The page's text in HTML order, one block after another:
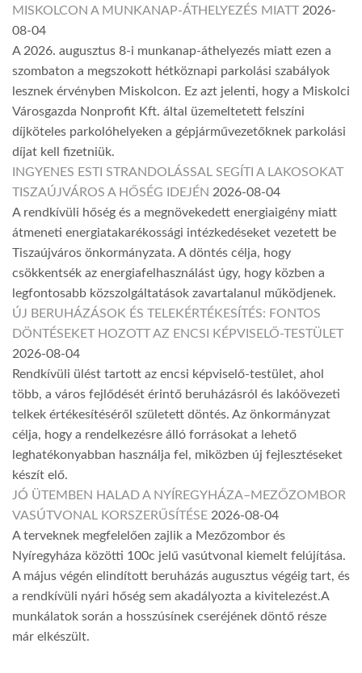
MISKOLCON A MUNKANAP-ÁTHELYEZÉS MIATT 2026-
08-04
A 2026. augusztus 8-i munkanap-áthelyezés miatt ezen a
szombaton a megszokott hétköznapi parkolási szabályok
lesznek érvényben Miskolcon. Ez azt jelenti, hogy a Miskolci
Városgazda Nonprofit Kft. által üzemeltetett felszíni
díjköteles parkolóhelyeken a gépjárművezetőknek parkolási
díjat kell fizetniük.
INGYENES ESTI STRANDOLÁSSAL SEGÍTI A LAKOSOKAT
TISZAÚJVÁROS A HŐSÉG IDEJÉN 2026-08-04
A rendkívüli hőség és a megnövekedett energiaigény miatt
átmeneti energiatakarékossági intézkedéseket vezetett be
Tiszaújváros önkormányzata. A döntés célja, hogy
csökkentsék az energiafelhasználást úgy, hogy közben a
legfontosabb közszolgáltatások zavartalanul működjenek.
ÚJ BERUHÁZÁSOK ÉS TELEKÉRTÉKESÍTÉS: FONTOS
DÖNTÉSEKET HOZOTT AZ ENCSI KÉPVISELŐ-TESTÜLET
2026-08-04
Rendkívüli ülést tartott az encsi képviselő-testület, ahol
több, a város fejlődését érintő beruházásról és lakóövezeti
telkek értékesítéséről született döntés. Az önkormányzat
célja, hogy a rendelkezésre álló forrásokat a lehető
leghatékonyabban használja fel, miközben új fejlesztéseket
készít elő.
JÓ ÜTEMBEN HALAD A NYÍREGYHÁZA–MEZŐZOMBOR
VASÚTVONAL KORSZERŰSÍTÉSE 2026-08-04
A terveknek megfelelően zajlik a Mezőzombor és
Nyíregyháza közötti 100c jelű vasútvonal kiemelt felújítása.
A május végén elindított beruházás augusztus végéig tart, és
a rendkívüli nyári hőség sem akadályozta a kivitelezést.A
munkálatok során a hosszúsínek cseréjének döntő része
már elkészült.